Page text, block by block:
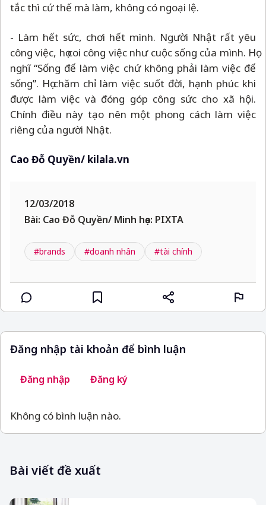
tắc thì cứ thế mà làm, không có ngoại lệ.
- Làm hết sức, chơi hết mình. Người Nhật rất yêu
công việc, họ coi công việc như cuộc sống của mình. Họ
nghĩ “Sống để làm việc chứ không phải làm việc để
sống”. Họ chăm chỉ làm việc suốt đời, hạnh phúc khi
được làm việc và đóng góp công sức cho xã hội.
Chính điều này tạo nên một phong cách làm việc
riêng của người Nhật.
Cao Đỗ Quyền/ kilala.vn
12/03/2018
Bài: Cao Đỗ Quyền/ Minh họa: PIXTA
#brands #doanh nhân #tài chính
Đăng nhập tài khoản để bình luận
Đăng nhập Đăng ký
Không có bình luận nào.
Bài viết đề xuất